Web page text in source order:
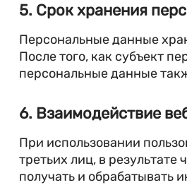
5. Срок хранения
Персональные данные
После того, как субъект
персональные данные
6. Взаимодействие
При использовании
третьих лиц, в
получать и обрабатывать